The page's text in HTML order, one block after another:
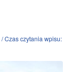
/Czas czytania wpisu: